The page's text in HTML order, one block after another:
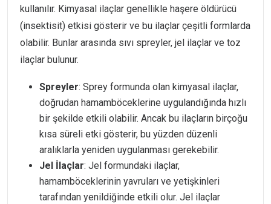
kullanılır. Kimyasal ilaçlar genellikle haşere öldürücü
(insektisit) etkisi gösterir ve bu ilaçlar çeşitli formlarda
olabilir. Bunlar arasında sıvı spreyler, jel ilaçlar ve toz
ilaçlar bulunur.
Spreyler: Sprey formunda olan kimyasal ilaçlar,
doğrudan hamamböceklerine uygulandığında hızlı
bir şekilde etkili olabilir. Ancak bu ilaçların birçoğu
kısa süreli etki gösterir, bu yüzden düzenli
aralıklarla yeniden uygulanması gerekebilir.
Jel İlaçlar: Jel formundaki ilaçlar,
hamamböceklerinin yavruları ve yetişkinleri
tarafından yenildiğinde etkili olur. Jel ilaçlar